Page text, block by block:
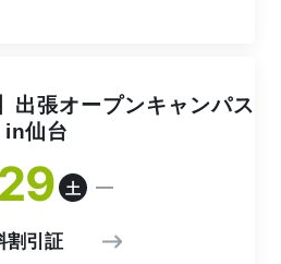
出張オープンキャンパス
in仙台
29 土
割引証